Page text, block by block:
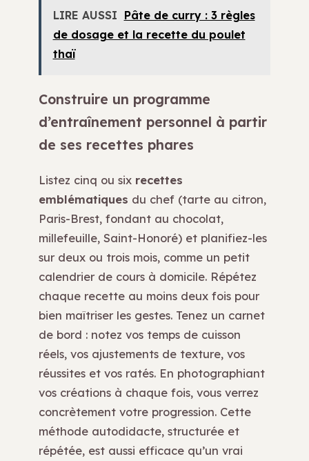
LIRE AUSSI Pâte de curry : 3 règles
de dosage et la recette du poulet
thaï
Construire un programme
d’entraînement personnel à partir
de ses recettes phares
Listez cinq ou six recettes
emblématiques du chef (tarte au citron,
Paris-Brest, fondant au chocolat,
millefeuille, Saint-Honoré) et planifiez-les
sur deux ou trois mois, comme un petit
calendrier de cours à domicile. Répétez
chaque recette au moins deux fois pour
bien maîtriser les gestes. Tenez un carnet
de bord : notez vos temps de cuisson
réels, vos ajustements de texture, vos
réussites et vos ratés. En photographiant
vos créations à chaque fois, vous verrez
concrètement votre progression. Cette
méthode autodidacte, structurée et
répétée, est aussi efficace qu’un vrai